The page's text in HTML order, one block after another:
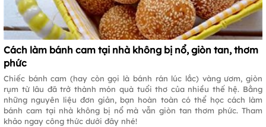
Cách làm bánh cam tại nhà không bị nổ, giòn tan, thơm
phức
Chiếc bánh cam (hay còn gọi là bánh rán lúc lắc) vàng ươm, giòn
rụm từ lâu đã trở thành món quà tuổi thơ của nhiều thế hệ. Bằng
những nguyên liệu đơn giản, bạn hoàn toàn có thể học cách làm
bánh cam tại nhà không bị nổ mà vẫn giòn tan thơm phức. Tham
khảo ngay công thức dưới đây nhé!